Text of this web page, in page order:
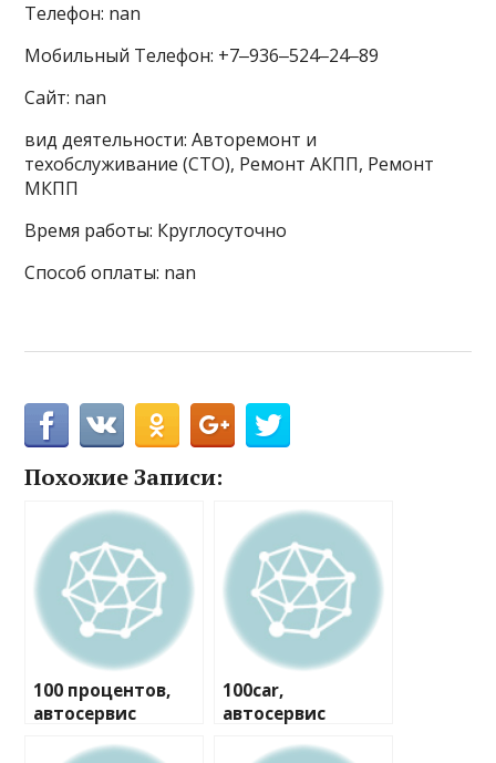
Телефон: nan
Мобильный Телефон: +7‒936‒524‒24‒89
Сайт: nan
вид деятельности: Авторемонт и
техобслуживание (СТО), Ремонт АКПП, Ремонт
МКПП
Время работы: Круглосуточно
Способ оплаты: nan
Похожие Записи:
100 процентов,
автосервис
100car,
автосервис